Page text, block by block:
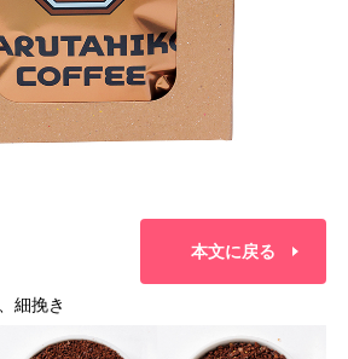
本文に戻る
細挽き